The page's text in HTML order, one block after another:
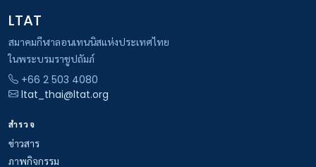
LTAT
สมาคมกีฬาลอนเทนนิสแห่งประเทศไทย
ในพระบรมราชูปถัมภ์
+66 2 503 4080
ltat_thai@ltat.org
สำรวจ
ข่าวสาร
ภาพกิจกรรม